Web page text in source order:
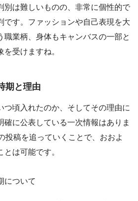
別は難しいものの、非常に個性的で
です。ファッションや自己表現を大
職業柄、身体もキャンバスの一部と
を受けますね。
期と理由
つ頃入れたのか、そしてその理由に
確に公表している一次情報はありま
投稿を追っていくことで、おおよ
は可能です。
について